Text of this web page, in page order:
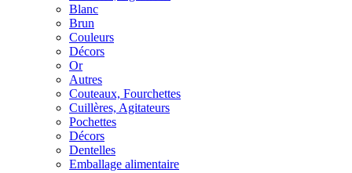
Blanc
Brun
Couleurs
Décors
Or
Autres
Couteaux, Fourchettes
Cuillères, Agitateurs
Pochettes
Décors
Dentelles
Emballage alimentaire